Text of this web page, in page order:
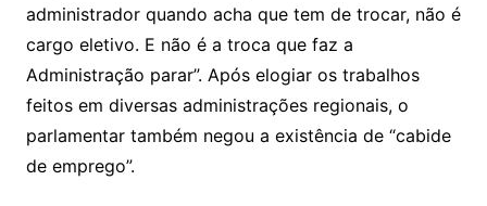
administrador quando acha que tem de trocar, não é
cargo eletivo. E não é a troca que faz a
Administração parar”. Após elogiar os trabalhos
feitos em diversas administrações regionais, o
parlamentar também negou a existência de “cabide
de emprego”.